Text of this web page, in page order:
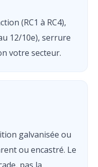
(RC1 à RC4),
12/10e), serrure
votre secteur.
galvanisée ou
ou encastré. Le